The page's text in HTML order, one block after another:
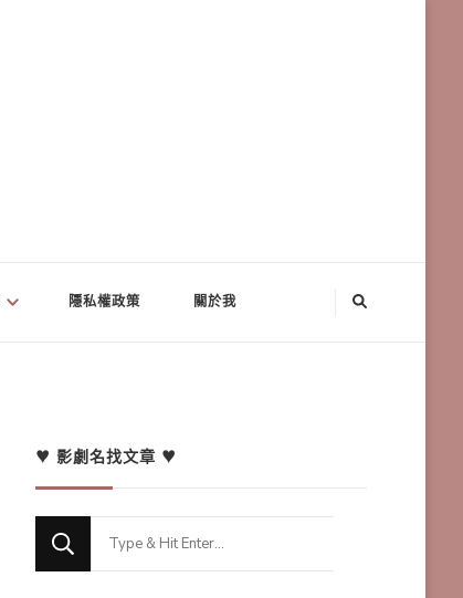
隱私權政策 關於我
♥ 影劇名找文章 ♥
Looking